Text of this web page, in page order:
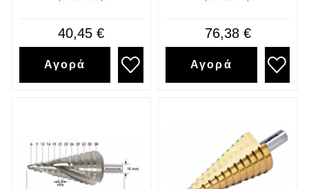
40,45 €
Αγορά
76,38 €
Αγορά